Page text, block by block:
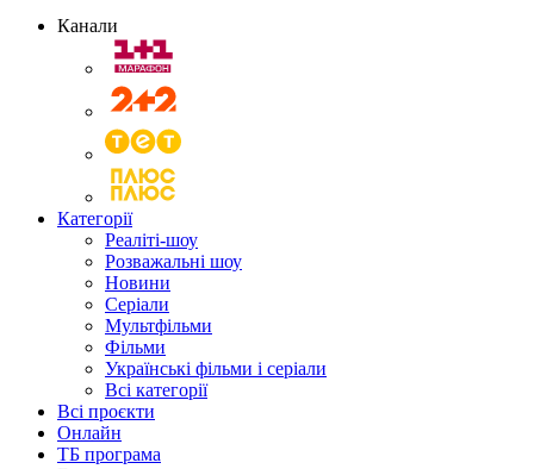
Канали
Категорії
Реаліті-шоу
Розважальні шоу
Новини
Серіали
Мультфільми
Фільми
Українські фільми і серіали
Всі категорії
Всі проєкти
Онлайн
ТБ програма